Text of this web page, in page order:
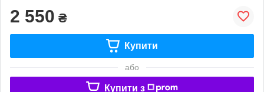
2 550 ₴
Купити
або
Купити з